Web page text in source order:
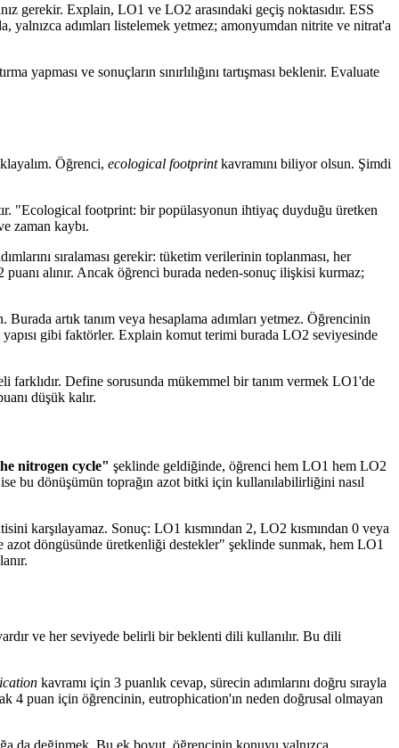
gerekir. Explain, LO1 ve LO2 arasındaki geçiş noktasıdır. ESS
adımları listelemek yetmez; amonyumdan nitrite ve nitrat'a
ve sonuçların sınırlılığını tartışması beklenir. Evaluate
Öğrenci, ecological footprintkavramını biliyor olsun. Şimdi
"Ecological footprint: bir popülasyonun ihtiyaç duyduğu üretken
zaman kaybı.
sıralaması gerekir: tüketim verilerinin toplanması, her
alınır. Ancak öğrenci burada neden-sonuç ilişkisi kurmaz;
Burada artık tanım veya hesaplama adımları yetmez. Öğrencinin
gibi faktörler. Explain komut terimi burada LO2 seviyesinde
farklıdır. Define sorusunda mükemmel bir tanım vermek LO1'de
düşük kalır.
nitrogen cycle" şeklinde geldiğinde, öğrenci hem LO1 hem LO2
bu dönüşümün toprağın azot bitki için kullanılabilirliğini nasıl
karşılayamaz. Sonuç: LO1 kısmından 2, LO2 kısmından 0 veya
döngüsünde üretkenliği destekler" şeklinde sunmak, hem LO1
ve her seviyede belirli bir beklenti dili kullanılır. Bu dili
kavramı için 3 puanlık cevap, sürecin adımlarını doğru sırayla
4 puan için öğrencinin, eutrophication'ın neden doğrusal olmayan
da değinmek. Bu ek boyut, öğrencinin konuyu yalnızca